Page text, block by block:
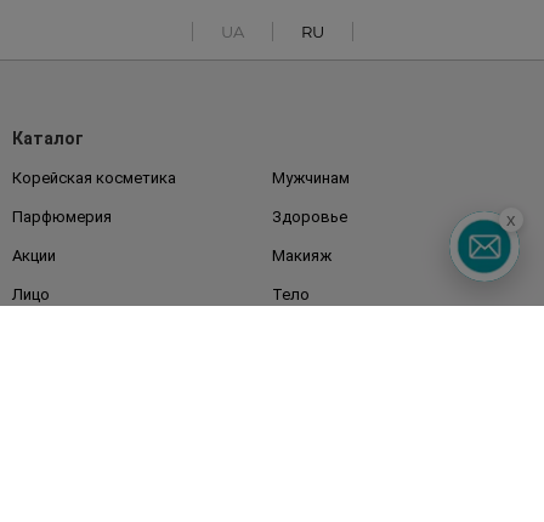
UA RU
Каталог
Корейская косметика Мужчинам
Парфюмерия Здоровье
Акции Макияж
Лицо Тело
x